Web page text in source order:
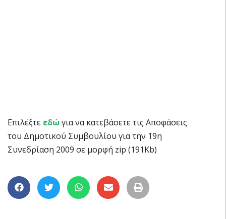
Επιλέξτε εδώγια να κατεβάσετε τις Αποφάσεις
του Δημοτικού Συμβουλίου για την 19η
Συνεδρίαση 2009 σε μορφή zip (191Kb)